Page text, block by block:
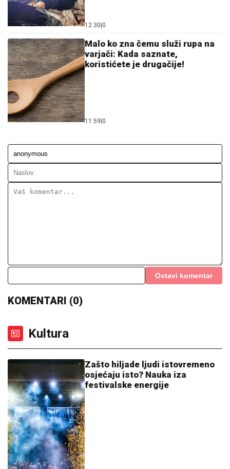
12:30 0
Malo ko zna čemu služi rupa na
varjači: Kada saznate,
koristićete je drugačije!
11:59 0
Ostavi komentar
KOMENTARI (0)
Kultura
Zašto hiljade ljudi istovremeno
osjećaju isto? Nauka iza
festivalske energije